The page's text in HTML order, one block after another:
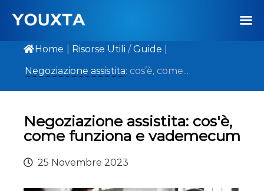
Home Risorse Utili / Guide
Negoziazione assistita: cos’è, come...
Negoziazione assistita: cos'è,
come funziona e vademecum
25 Novembre 2023